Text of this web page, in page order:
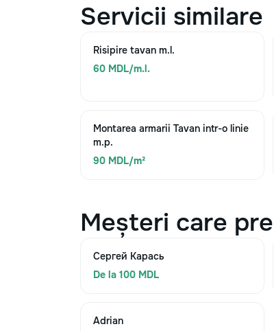
Servicii similare
Risipire tavan m.l.
60 MDL/m.l.
Montarea armarii Tavan intr-o linie
m.p.
90 MDL/m²
Meșteri care
Сергей Карась
De la 100 MDL
Adrian